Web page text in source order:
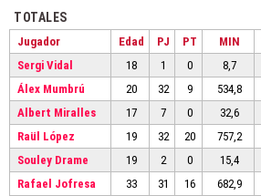
TOTALES
Jugador Edad PJ PT MIN
Sergi Vidal
18 1 0 8,7
Álex Mumbrú
20 32 9 534,8
Albert Miralles
17 7 0 32,6
Raül López
19 32 20 757,2
Souley Drame
19 2 0 15,4
Rafael Jofresa
33 31 16 682,9